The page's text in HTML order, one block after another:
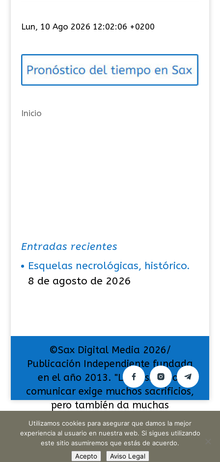
e
o
í
s
Lun, 10 Ago 2026 12:02:06 +0200
Inicio
Entradas recientes
Esquelas necrológicas, histórico.
8 de agosto de 2026
©Sax Digital Media 2026/
Publicación Independiente fundada
en el año 2013. "La pasión por
comunicar exige muchos sacrificios,
pero también da muchas
satisfacciones".
Utilizamos cookies para asegurar que damos la mejor
experiencia al usuario en nuestra web. Si sigues utilizando
este sitio asumiremos que estás de acuerdo.
Acepto
Aviso Legal